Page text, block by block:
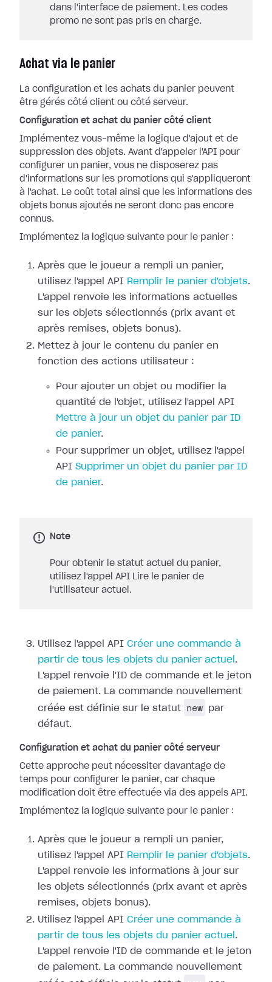
dans l'interface de paiement. Les codes
promo ne sont pas pris en charge.
Achat via le panier
La configuration et les achats du panier peuvent
être gérés côté client ou côté serveur.
Configuration et achat du panier côté client
Implémentez vous-même la logique d'ajout et de
suppression des objets. Avant d'appeler l'API pour
configurer un panier, vous ne disposerez pas
d'informations sur les promotions qui s'appliqueront
à l'achat. Le coût total ainsi que les informations des
objets bonus ajoutés ne seront donc pas encore
connus.
Implémentez la logique suivante pour le panier :
Après que le joueur a rempli un panier,
utilisez l'appel API Remplir le panier d'objets.
L'appel renvoie les informations actuelles
sur les objets sélectionnés (prix avant et
après remises, objets bonus).
Mettez à jour le contenu du panier en
fonction des actions utilisateur :
Pour ajouter un objet ou modifier la
quantité de l'objet, utilisez l'appel API
Mettre à jour un objet du panier par ID
de panier.
Pour supprimer un objet, utilisez l'appel
API Supprimer un objet du panier par ID
de panier.
Note
Pour obtenir le statut actuel du panier,
utilisez l'appel API Lire le panier de
l'utilisateur actuel.
Utilisez l'appel API Créer une commande à
partir de tous les objets du panier actuel .
L'appel renvoie l'ID de commande et le jeton
de paiement. La commande nouvellement
créée est définie sur le statut
new
par
défaut.
Configuration et achat du panier côté serveur
Cette approche peut nécessiter davantage de
temps pour configurer le panier, car chaque
modification doit être effectuée via des appels API.
Implémentez la logique suivante pour le panier :
Après que le joueur a rempli un panier,
utilisez l'appel API Remplir le panier d'objets.
L'appel renvoie les informations à jour sur
les objets sélectionnés (prix avant et après
remises, objets bonus).
Utilisez l'appel API Créer une commande à
partir de tous les objets du panier actuel .
L'appel renvoie l'ID de commande et le jeton
de paiement. La commande nouvellement